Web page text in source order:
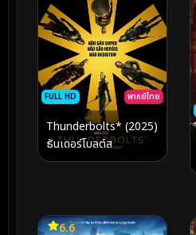
FULL HD พากย์ไทย
Thunderbolts* (2025)
ธันเดอร์โบลต์ส
6.6